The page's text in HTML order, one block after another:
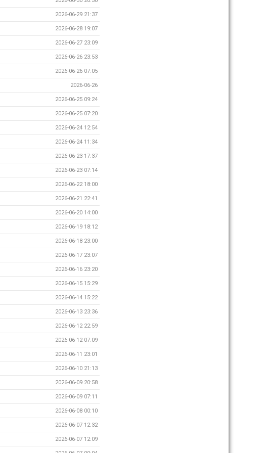
2026-06-29 21:37
2026-06-28 19:07
2026-06-27 23:09
2026-06-26 23:53
2026-06-26 07:05
2026-06-26
2026-06-25 09:24
2026-06-25 07:20
2026-06-24 12:54
2026-06-24 11:34
2026-06-23 17:37
2026-06-23 07:14
2026-06-22 18:00
2026-06-21 22:41
2026-06-20 14:00
2026-06-19 18:12
2026-06-18 23:00
2026-06-17 23:07
2026-06-16 23:20
2026-06-15 15:29
2026-06-14 15:22
2026-06-13 23:36
2026-06-12 22:59
2026-06-12 07:09
2026-06-11 23:01
2026-06-10 21:13
2026-06-09 20:58
2026-06-09 07:11
2026-06-08 00:10
2026-06-07 12:32
2026-06-07 12:09